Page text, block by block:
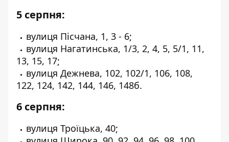
5 серпня:
вулиця Пісчана, 1, 3 - 6;
вулиця Нагатинська, 1/3, 2, 4, 5, 5/1, 11,
13, 15, 17;
вулиця Дежнева, 102, 102/1, 106, 108,
122, 124, 142, 144, 146, 148б.
6 серпня:
вулиця Троїцька, 40;